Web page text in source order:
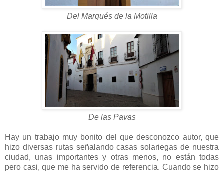
Del Marqués de la Motilla
De las Pavas
Hay un trabajo muy bonito del que desconozco autor, que
hizo diversas rutas señalando casas solariegas de nuestra
ciudad, unas importantes y otras menos, no están todas
pero casi, que me ha servido de referencia. Cuando se hizo